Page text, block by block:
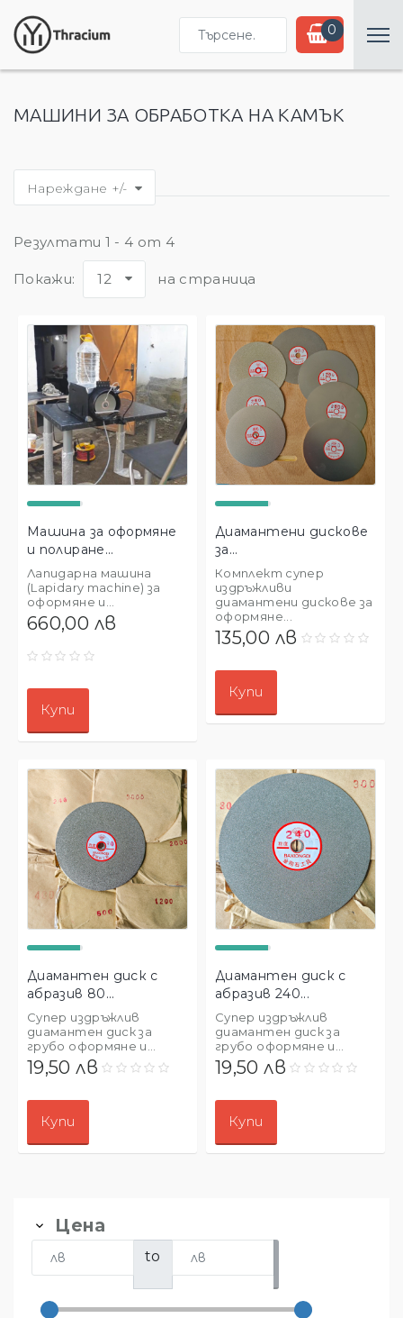
Търсене... 0
МАШИНИ ЗА ОБРАБОТКА НА КАМЪК
Нареждане +/-
Резултати 1 - 4 от 4
Покажи: 12 на страница
Машина за оформяне
и полиране...
Лапидарна машина
(Lapidary machine) за
оформяне и...
660,00 лв
Купи
Диамантени дискове
за...
Комплект супер
издръжливи
диамантени дискове за
оформяне...
135,00 лв
Купи
Диамантен диск с
абразив 80...
Супер издръжлив
диамантен диск за
грубо оформяне и...
19,50 лв
Купи
Диамантен диск с
абразив 240...
Супер издръжлив
диамантен диск за
грубо оформяне и...
19,50 лв
Купи
Цена
to